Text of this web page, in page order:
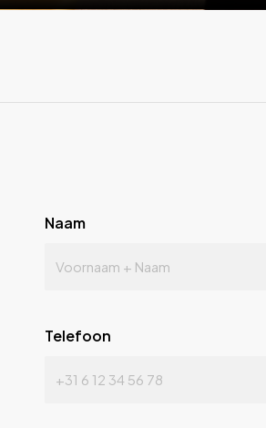
Naam
Telefoon